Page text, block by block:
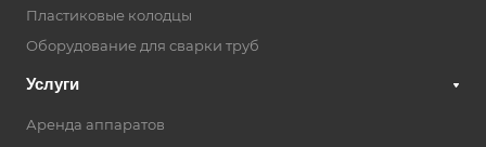
Пластиковые колодцы
Оборудование для сварки труб
Услуги
Аренда аппаратов